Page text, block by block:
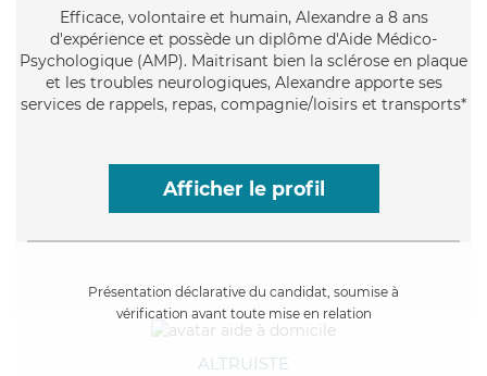
Efficace, volontaire et humain, Alexandre a 8 ans
d'expérience et possède un diplôme d'Aide Médico-
Psychologique (AMP). Maitrisant bien la sclérose en plaque
et les troubles neurologiques, Alexandre apporte ses
services de rappels, repas, compagnie/loisirs et transports*
Afficher le profil
Présentation déclarative du candidat, soumise à
vérification avant toute mise en relation
ALTRUISTE